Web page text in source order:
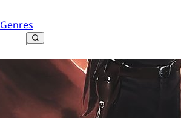
Genres